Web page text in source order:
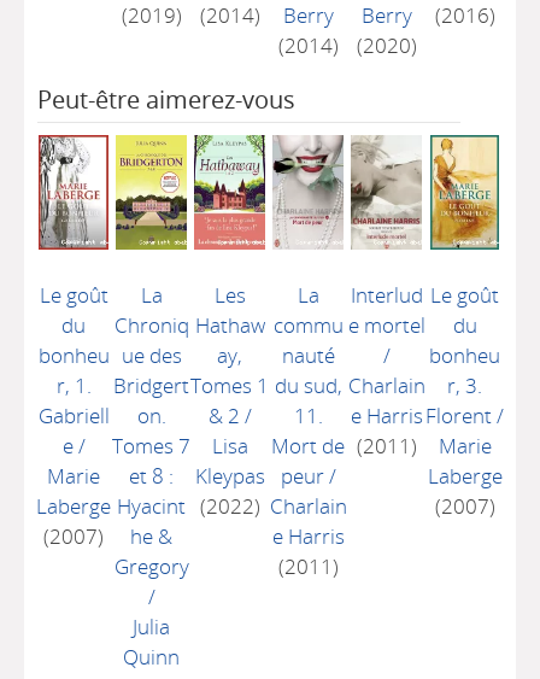
(2019)
(2014)
Berry
(2014)
Berry
(2020)
(2016)
Peut-être aimerez-vous
Le goût
du
bonheu
r, 1.
Gabriell
e/
Marie
Laberge
(2007)
La
Chroniq
ue des
Bridgert
on.
Tomes 7
et 8 :
Hyacint
he &
Gregory
/
Julia
Quinn
Les
Hathaw
ay,
Tomes 1
& 2 /
Lisa
Kleypas
(2022)
La
commu
nauté
du sud,
11.
Mort de
peur/
Charlain
e Harris
(2011)
Interlud
e mortel
/
Charlain
e Harris
(2011)
Le goût
du
bonheu
r, 3.
Florent/
Marie
Laberge
(2007)